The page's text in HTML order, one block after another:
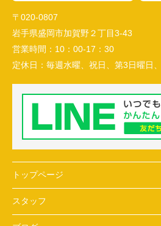
〒020-0807
岩手県盛岡市加賀野２丁目3-43
営業時間： 10：00-17：30
定休日： 毎週水曜、祝日、第3日曜日
トップページ
スタッフ